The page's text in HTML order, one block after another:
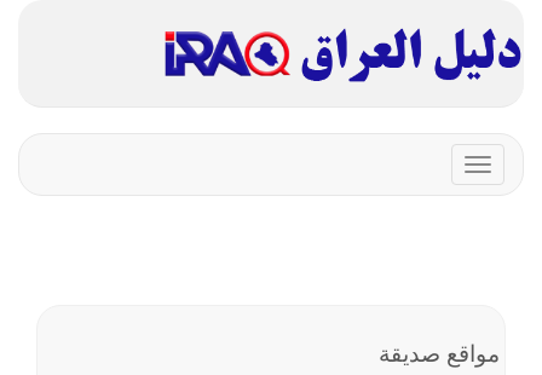
Toggle
navigation
مواقع صديقة